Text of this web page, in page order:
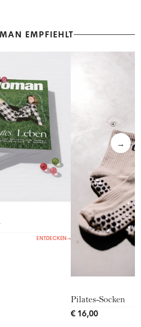
EMPFIEHLT
→
ENTDECKEN→
Pilates-Socken
€ 16,00